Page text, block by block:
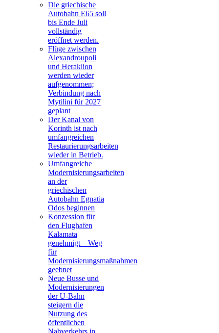
Die griechische
Autobahn E65 soll
bis Ende Juli
vollständig
eröffnet werden.
Flüge zwischen
Alexandroupoli
und Heraklion
werden wieder
aufgenommen;
Verbindung nach
Mytilini für 2027
geplant
Der Kanal von
Korinth ist nach
umfangreichen
Restaurierungsarbeiten
wieder in Betrieb.
Umfangreiche
Modernisierungsarbeiten
an der
griechischen
Autobahn Egnatia
Odos beginnen
Konzession für
den Flughafen
Kalamata
genehmigt – Weg
für
Modernisierungsmaßnahmen
geebnet
Neue Busse und
Modernisierungen
der U-Bahn
steigern die
Nutzung des
öffentlichen
Nahverkehrs in